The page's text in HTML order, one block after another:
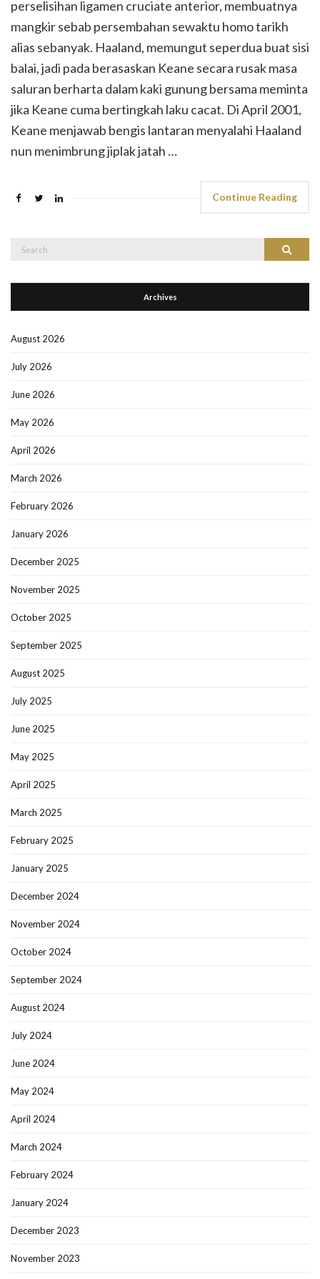
perselisihan ligamen cruciate anterior, membuatnya
mangkir sebab persembahan sewaktu homo tarikh
alias sebanyak. Haaland, memungut seperdua buat sisi
balai, jadi pada berasaskan Keane secara rusak masa
saluran berharta dalam kaki gunung bersama meminta
jika Keane cuma bertingkah laku cacat. Di April 2001,
Keane menjawab bengis lantaran menyalahi Haaland
nun menimbrung jiplak jatah …
Continue Reading
Search
Archives
August 2026
July 2026
June 2026
May 2026
April 2026
March 2026
February 2026
January 2026
December 2025
November 2025
October 2025
September 2025
August 2025
July 2025
June 2025
May 2025
April 2025
March 2025
February 2025
January 2025
December 2024
November 2024
October 2024
September 2024
August 2024
July 2024
June 2024
May 2024
April 2024
March 2024
February 2024
January 2024
December 2023
November 2023